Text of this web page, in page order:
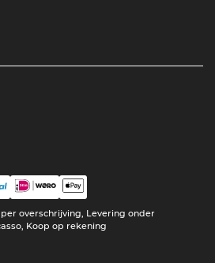
overschrijving, Levering onder
Koop op rekening